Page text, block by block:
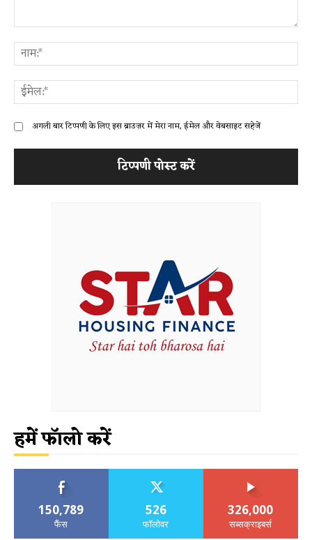
अगली बार टिप्पणी के लिए इस ब्राउज़र में मेरा नाम, ईमेल और वेबसाइट सहेजें
हमें फॉलो करें
150,789
फैंस
526
फॉलोवर
326,000
सब्सक्राइबर्स